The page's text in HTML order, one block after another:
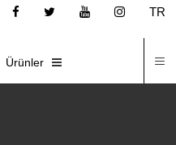
TR
Ürünler